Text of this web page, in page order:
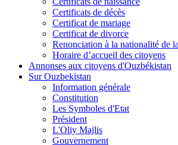
Certificats de décès
Certificat de mariage
Certificat de divorce
Renonciation à la nationalité de
Horaire d’accueil des citoyens
Annonses aux citoyens d'Ouzbékistan
Sur Ouzbekistan
Information générale
Constitution
Les Symboles d'Etat
Président
L'Oliy Majlis
Gouvernement